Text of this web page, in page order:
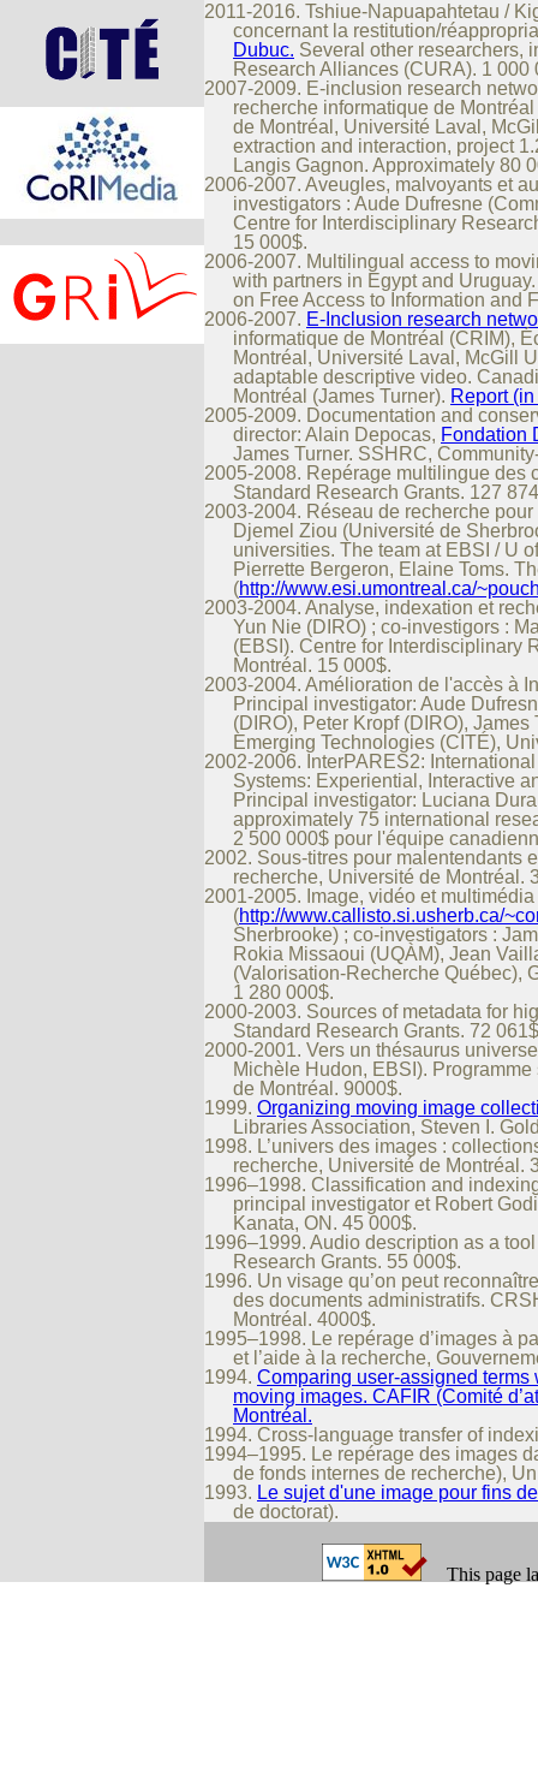
2011-2016. Tshiue-Napuapahtetau /
concernant la restitution/
Dubuc. Several other researchers,
Research Alliances (CURA). 1 000
2007-2009. E-inclusion research
recherche informatique de
de Montréal, Université Laval,
extraction and interaction, project
Langis Gagnon. Approximately 80
2006-2007. Aveugles, malvoyants et
investigators : Aude Dufresne
Centre for Interdisciplinary
15 000$.
2006-2007. Multilingual access to
with partners in Egypt and
on Free Access to Information and
2006-2007. E-Inclusion research
informatique de Montréal (CRIM),
Montréal, Université Laval, McGill
adaptable descriptive video.
Montréal (James Turner). Report
2005-2009. Documentation and
director: Alain Depocas, Fondation
James Turner. SSHRC,
2005-2008. Repérage multilingue des
Standard Research Grants. 127
2003-2004. Réseau de recherche
Djemel Ziou (Université de
universities. The team at EBSI / U
Pierrette Bergeron, Elaine Toms.
(http://www.esi.umontreal.ca/
2003-2004. Analyse, indexation et
Yun Nie (DIRO) ; co-investigors :
(EBSI). Centre for Interdisciplinary
Montréal. 15 000$.
2003-2004. Amélioration de l'accès à
Principal investigator: Aude
(DIRO), Peter Kropf (DIRO),
Emerging Technologies (CITÉ),
2002-2006. InterPARES2:
Systems: Experiential, Interactive
Principal investigator: Luciana
approximately 75 international
2 500 000$ pour l'équipe
2002. Sous-titres pour malentendants
recherche, Université de Montréal.
2001-2005. Image, vidéo et
(http://www.callisto.si.usherb.ca/
Sherbrooke) ; co-investigators :
Rokia Missaoui (UQÀM), Jean
(Valorisation-Recherche Québec),
1 280 000$.
2000-2003. Sources of metadata for
Standard Research Grants. 72
2000-2001. Vers un thésaurus
Michèle Hudon, EBSI).
de Montréal. 9000$.
1999. Organizing moving image
Libraries Association, Steven I.
1998. L’univers des images :
recherche, Université de Montréal.
1996–1998. Classification and
principal investigator et Robert
Kanata, ON. 45 000$.
1996–1999. Audio description as a
Research Grants. 55 000$.
1996. Un visage qu’on peut
des documents administratifs.
Montréal. 4000$.
1995–1998. Le repérage d’images à
et l’aide à la recherche,
1994. Comparing user-assigned
moving images. CAFIR (Comité
Montréal.
1994. Cross-language transfer of
1994–1995. Le repérage des images
de fonds internes de recherche),
1993. Le sujet d'une image pour fins
de doctorat).
This page